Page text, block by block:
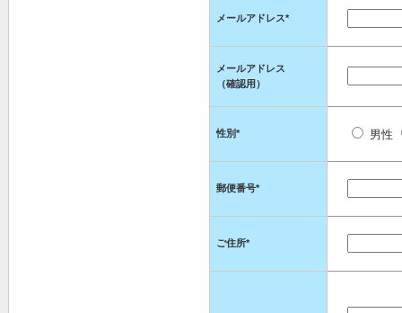
メールアドレス*
メールアドレス
（確認用）
性別* 男性
郵便番号*
ご住所*